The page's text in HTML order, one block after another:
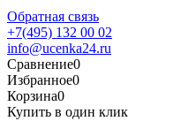
Обратная связь
+7(495) 132 00 02
info@ucenka24.ru
Сравнение0
Избранное0
Корзина0
Купить в один клик